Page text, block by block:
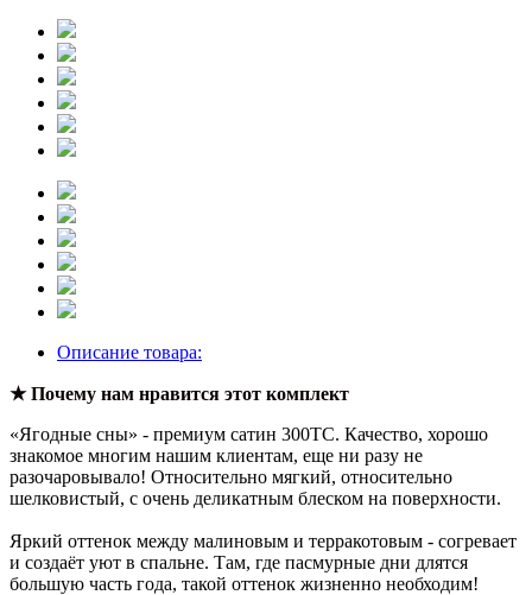
Описание товара:
★ Почему нам нравится этот комплект
«Ягодные сны» - премиум сатин 300ТС. Качество, хорошо
знакомое многим нашим клиентам, еще ни разу не
разочаровывало! Относительно мягкий, относительно
шелковистый, с очень деликатным блеском на поверхности.
Яркий оттенок между малиновым и терракотовым - согревает
и создаёт уют в спальне. Там, где пасмурные дни длятся
большую часть года, такой оттенок жизненно необходим!